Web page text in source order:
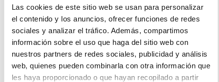
Las cookies de este sitio web se usan para personalizar
el contenido y los anuncios, ofrecer funciones de redes
sociales y analizar el tráfico. Además, compartimos
información sobre el uso que haga del sitio web con
nuestros partners de redes sociales, publicidad y análisis
web, quienes pueden combinarla con otra información que
les haya proporcionado o que hayan recopilado a partir
Federico García (2022-02-07)
Asientos cómodos y motor es potente